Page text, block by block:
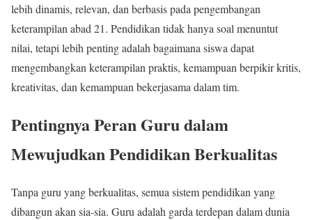
lebih dinamis, relevan, dan berbasis pada pengembangan
keterampilan abad 21. Pendidikan tidak hanya soal menuntut
nilai, tetapi lebih penting adalah bagaimana siswa dapat
mengembangkan keterampilan praktis, kemampuan berpikir kritis,
kreativitas, dan kemampuan bekerjasama dalam tim.
Pentingnya Peran Guru dalam
Mewujudkan Pendidikan Berkualitas
Tanpa guru yang berkualitas, semua sistem pendidikan yang
dibangun akan sia-sia. Guru adalah garda terdepan dalam dunia